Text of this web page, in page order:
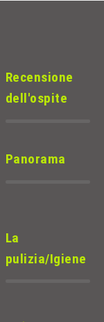
Recensione
dell'ospite
Panorama
La
pulizia/Igiene